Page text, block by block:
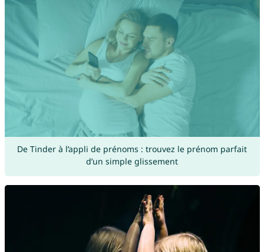
De Tinder à l’appli de prénoms : trouvez le prénom parfait
d’un simple glissement